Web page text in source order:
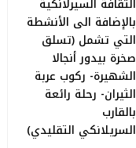
الثقافة السيرلانكية
بالإضافة الى الأنشطة
التي تشمل (تسلق
صخرة بيدور أنجالا
الشهيرة- ركوب عربة
الثيران- رحلة رائعة
بالقارب
السريلانكي التقليدي)